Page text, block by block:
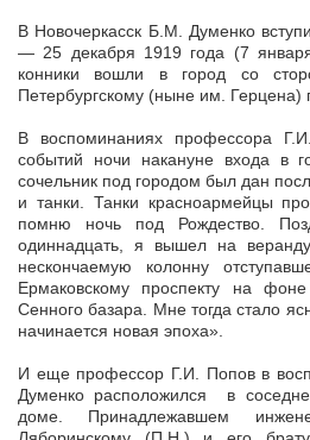
В Новочеркасск Б.М. Думенко
— 25 декабря 1919 года (7
конники вошли в город со
Петербургскому (ныне им. Герцена)
В воспоминаниях профессора
событий ночи накануне входа в
сочельник под городом был дан
и танки. Танки красноармейцы
помню ночь под Рождество.
одиннадцать, я вышел на
нескончаемую колонну
Ермаковскому проспекту на
Сенного базара. Мне тогда стало
начинается новая эпоха».
И еще профессор Г.И. Попов в
Думенко расположился в
доме. Принадлежавшем